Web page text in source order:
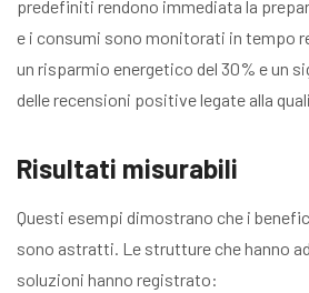
predefiniti rendono immediata la
e i consumi sono monitorati in tempo
un risparmio energetico del 30% e un
delle recensioni positive legate alla
Risultati misurabili
Questi esempi dimostrano che i
sono astratti. Le strutture che hanno
soluzioni hanno registrato: